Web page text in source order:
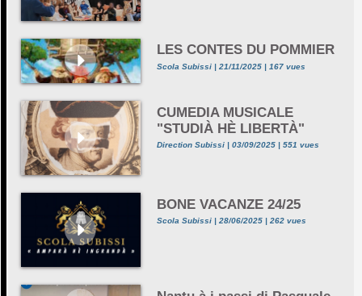
LES CONTES DU POMMIER
Scola Subissi | 21/11/2025 | 167 vues
CUMEDIA MUSICALE
"STUDIÀ HÈ LIBERTÀ"
Direction Subissi | 03/09/2025 | 551 vues
BONE VACANZE 24/25
Scola Subissi | 28/06/2025 | 262 vues